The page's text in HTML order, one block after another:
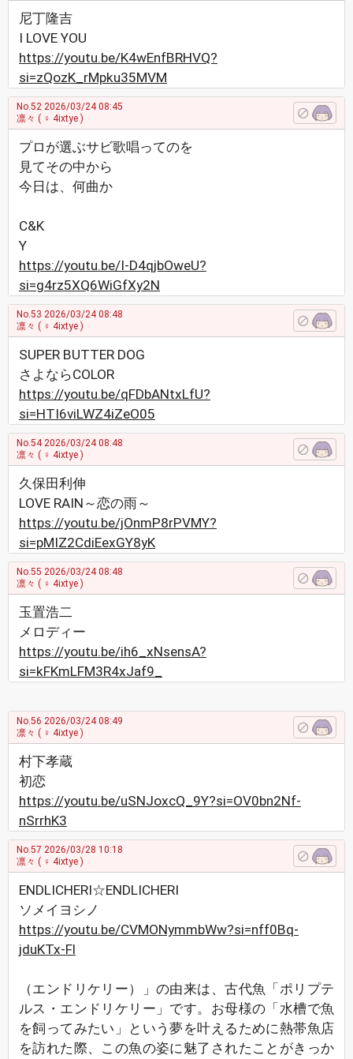
尼丁隆吉
I LOVE YOU
https://youtu.be/K4wEnfBRHVQ?
si=zQozK_rMpku35MVM
No.52 2026/03/24 08:45
凛々 ( ♀ 4ixtye )
プロが選ぶサビ歌唱ってのを
見てその中から
今日は、何曲か
C&K
Y
https://youtu.be/I-D4qjbOweU?
si=g4rz5XQ6WiGfXy2N
No.53 2026/03/24 08:48
凛々 ( ♀ 4ixtye )
SUPER BUTTER DOG
さよならCOLOR
https://youtu.be/qFDbANtxLfU?
si=HTI6viLWZ4iZeO05
No.542026/03/24 08:48
凛々 ( ♀ 4ixtye )
久保田利伸
LOVE RAIN～恋の雨～
https://youtu.be/jOnmP8rPVMY?
si=pMIZ2CdiEexGY8yK
No.55 2026/03/24 08:48
凛々 ( ♀ 4ixtye )
玉置浩二
メロディー
https://youtu.be/ih6_xNsensA?
si=kFKmLFM3R4xJaf9_
No.56 2026/03/24 08:49
凛々 ( ♀ 4ixtye )
村下孝蔵
初恋
https://youtu.be/uSNJoxcQ_9Y?si=OV0bn2Nf-
nSrrhK3
No.57 2026/03/28 10:18
凛々 ( ♀ 4ixtye )
ENDLICHERI☆ENDLICHERI
ソメイヨシノ
https://youtu.be/CVMONymmbWw?si=nff0Bq-
jduKTx-Fl
（エンドリケリー）」の由来は、古代魚「ポリプテ
ルス・エンドリケリー」です。お母様の「水槽で魚
を飼ってみたい」という夢を叶えるために熱帯魚店
を訪れた際、この魚の姿に魅了されたことがきっか